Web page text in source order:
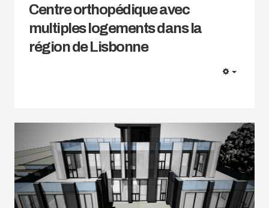
Centre orthopédique avec
multiples logements dans la
région de Lisbonne